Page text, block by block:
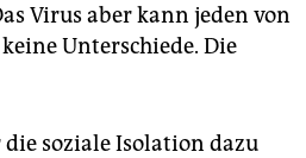
Virus aber kann jeden von
Unterschiede. Die
soziale Isolation dazu